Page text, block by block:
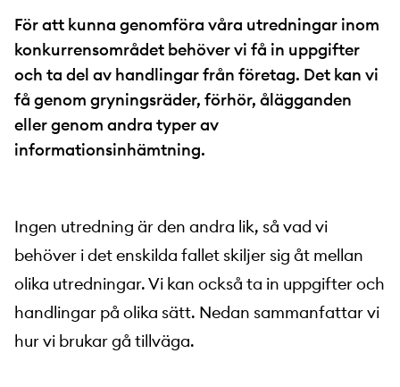
För att kunna genomföra våra utredningar inom
konkurrensområdet behöver vi få in uppgifter
och ta del av handlingar från företag. Det kan vi
få genom gryningsräder, förhör, ålägganden
eller genom andra typer av
informationsinhämtning.
Ingen utredning är den andra lik, så vad vi
behöver i det enskilda fallet skiljer sig åt mellan
olika utredningar. Vi kan också ta in uppgifter och
handlingar på olika sätt. Nedan sammanfattar vi
hur vi brukar gå tillväga.